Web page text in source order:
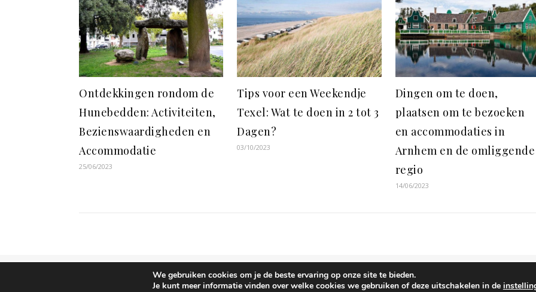
Ontdekkingen rondom de
Hunebedden: Activiteiten,
Bezienswaardigheden en
Accommodatie
25/06/2023
Tips voor een Weekendje
Texel: Wat te doen in 2 tot 3
Dagen?
03/10/2023
Dingen om te doen,
plaatsen om te bezoeken
en accommodaties in
Arnhem en de omliggende
regio
14/06/2023
WP Royal.
We gebruiken cookies om je de beste ervaring op onze site te bieden.
Je kunt meer informatie vinden over welke cookies we gebruiken of deze uitschakelen in de